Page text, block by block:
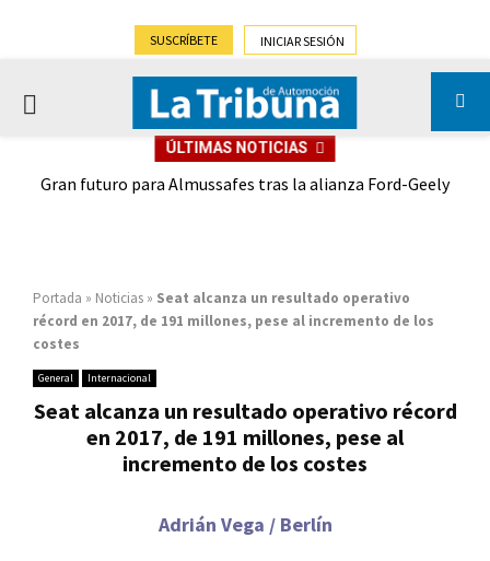
SUSCRÍBETE INICIAR SESIÓN
PRIMARY
ÚLTIMAS NOTICIAS
Gran futuro para Almussafes tras la alianza Ford-Geely
Portada » Noticias » Seat alcanza un resultado operativo
récord en 2017, de 191 millones, pese al incremento de los
costes
General Internacional
Seat alcanza un resultado operativo récord
en 2017, de 191 millones, pese al
incremento de los costes
Adrián Vega / Berlín